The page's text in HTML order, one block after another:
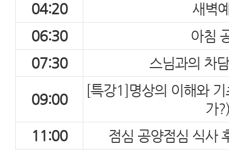
04:20
새벽
06:30
아침
07:30
스님과의 차
09:00
[특강1]명상의 이해와
가
11:00
점심 공양점심 식사